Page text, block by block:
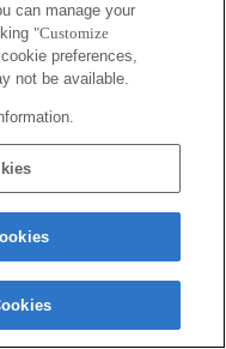
can manage your
"Customize
preferences,
not be available.